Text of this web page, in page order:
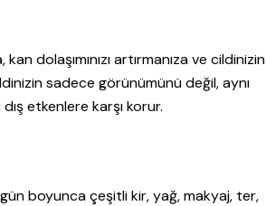
dolaşımınızı artırmanıza ve cildinizin
sadece görünümünü değil, aynı
etkenlere karşı korur.
boyunca çeşitli kir, yağ, makyaj, ter,